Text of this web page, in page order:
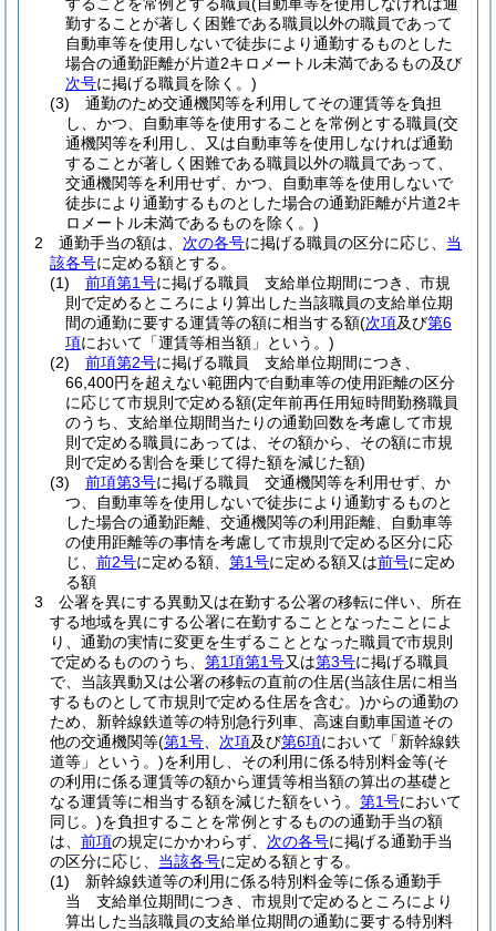
勤することが著しく困難である職員以外の職員であって
自動車等を使用しないで徒歩により通勤するものとした
場合の通勤距離が片道2キロメートル未満であるもの及び
次号に掲げる職員を除く。)
(3)
通勤のため交通機関等を利用してその運賃等を負担
し、かつ、自動車等を使用することを常例とする職員(交
通機関等を利用し、又は自動車等を使用しなければ通勤
することが著しく困難である職員以外の職員であって、
交通機関等を利用せず、かつ、自動車等を使用しないで
徒歩により通勤するものとした場合の通勤距離が片道2キ
ロメートル未満であるものを除く。)
2
通勤手当の額は、 次の各号に掲げる職員の区分に応じ、 当
該各号に定める額とする。
(1)
前項第1号に掲げる職員 支給単位期間につき、市規
則で定めるところにより算出した当該職員の支給単位期
間の通勤に要する運賃等の額に相当する額(次項及び第6
項において「運賃等相当額」という。)
(2)
前項第2号に掲げる職員 支給単位期間につき、
66,400円を超えない範囲内で自動車等の使用距離の区分
に応じて市規則で定める額(定年前再任用短時間勤務職員
のうち、支給単位期間当たりの通勤回数を考慮して市規
則で定める職員にあっては、その額から、その額に市規
則で定める割合を乗じて得た額を減じた額)
(3)
前項第3号に掲げる職員 交通機関等を利用せず、か
つ、自動車等を使用しないで徒歩により通勤するものと
した場合の通勤距離、交通機関等の利用距離、自動車等
の使用距離等の事情を考慮して市規則で定める区分に応
じ、 前2号に定める額、 第1号に定める額又は前号に定め
る額
3
公署を異にする異動又は在勤する公署の移転に伴い、所在
する地域を異にする公署に在勤することとなったことによ
り、通勤の実情に変更を生ずることとなった職員で市規則
で定めるもののうち、 第1項第1号又は第3号に掲げる職員
で、当該異動又は公署の移転の直前の住居(当該住居に相当
するものとして市規則で定める住居を含む。)からの通勤の
ため、新幹線鉄道等の特別急行列車、高速自動車国道その
他の交通機関等(第1号 次項及び第6項において「新幹線鉄
道等」という。)を利用し、その利用に係る特別料金等(そ
の利用に係る運賃等の額から運賃等相当額の算出の基礎と
なる運賃等に相当する額を減じた額をいう。 第1号において
同じ。)を負担することを常例とするものの通勤手当の額
は、 前項の規定にかかわらず、 次の各号に掲げる通勤手当
の区分に応じ、 当該各号に定める額とする。
(1)
新幹線鉄道等の利用に係る特別料金等に係る通勤手
当 支給単位期間につき、市規則で定めるところにより
算出した当該職員の支給単位期間の通勤に要する特別料